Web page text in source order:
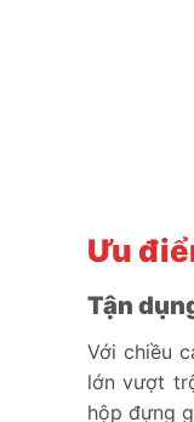
Ưu
Tận
Với chiều
lớn vượt
hộp đựng